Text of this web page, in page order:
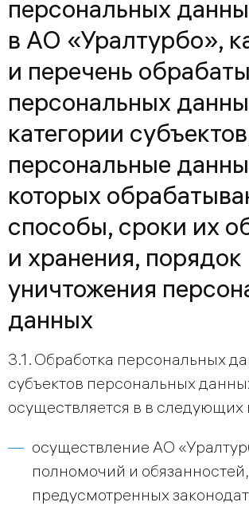
персональных
в АО «Уралтурбо»,
и перечень
персональных
категории
персональные
которых
способы, сроки их
и хранения, порядок
уничтожения
данных
3.1. Обработка персональных
субъектов персональных
осуществляется в в следующих
осуществление АО
полномочий и обязанностей,
предусмотренных